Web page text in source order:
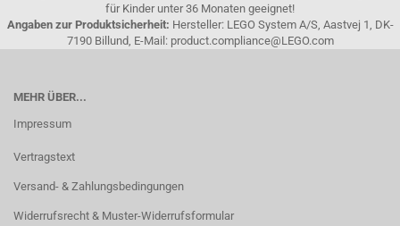
für Kinder unter 36 Monaten geeignet!
Angaben zur Produktsicherheit: Hersteller: LEGO System A/S, Aastvej 1, DK-
7190 Billund, E-Mail: product.compliance@LEGO.com
MEHR ÜBER...
Impressum
Vertragstext
Versand- & Zahlungsbedingungen
Widerrufsrecht & Muster-Widerrufsformular